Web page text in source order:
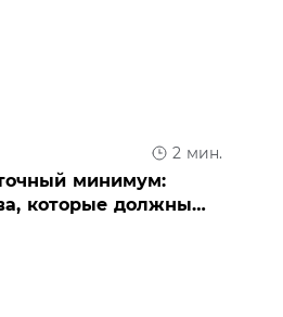
минимум:
которые должны
2 мин.